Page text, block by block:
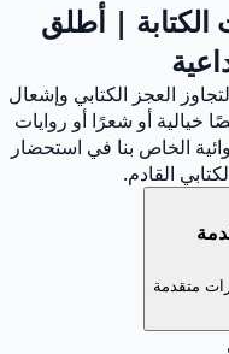
| أطلق
العجز الكتابي وإشعال
خيالية أو شعرًا أو روايات
الخاص بنا في استحضار
القادم.
متقدمة